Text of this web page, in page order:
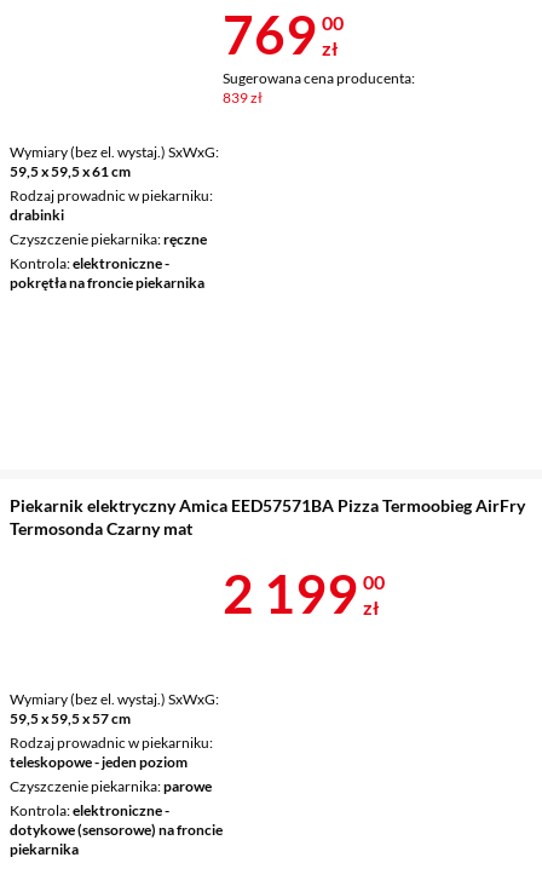
Wymiary (bez el. wystaj.) SxWxG
59,5 x 59,5 x 61 cm
Rodzaj prowadnic w piekarniku
drabinki
Czyszczenie piekarnika ręczne
Kontrola elektroniczne -
pokrętła na froncie piekarnika
Cena 769 zł
769 00
zł
Sugerowana cena producenta:
839 zł
Piekarnik elektryczny Amica EED57571BA Pizza Termoobieg AirFry
Termosonda Czarny mat
Wymiary (bez el. wystaj.) SxWxG
59,5 x 59,5 x 57 cm
Rodzaj prowadnic w piekarniku
teleskopowe - jeden poziom
Czyszczenie piekarnika parowe
Kontrola elektroniczne -
dotykowe (sensorowe) na froncie
piekarnika
Cena 2 199 zł
2 199 00
zł